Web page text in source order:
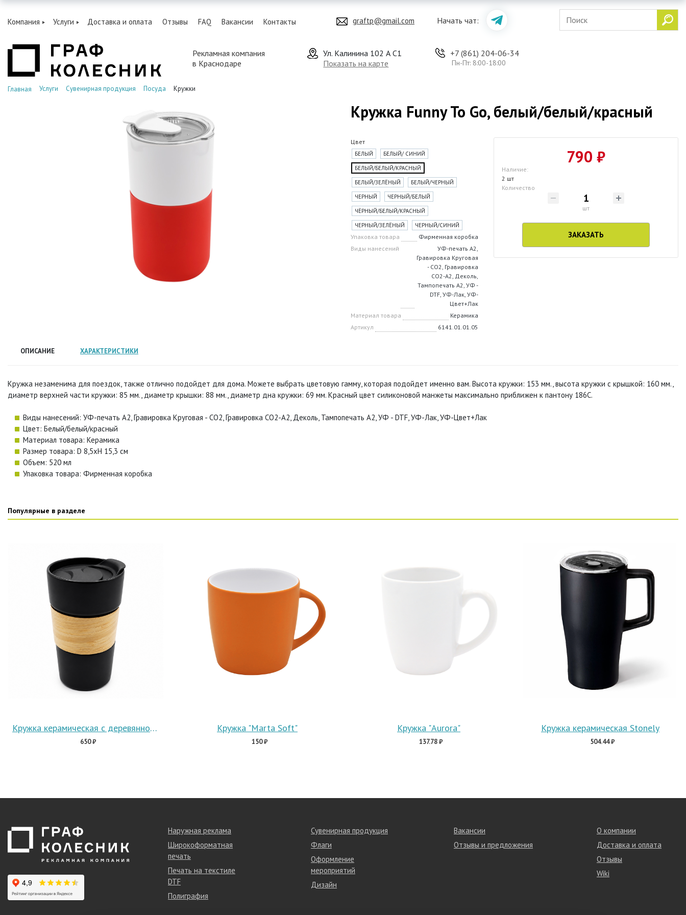
Компания Услуги Доставка и оплата Отзывы FAQ Вакансии Контакты graftp@gmail.com Начать чат:
Рекламная компания
в Краснодаре
Ул. Калинина 102 А С1
Показать на карте
+7 (861) 204-06-34
Пн-Пт: 8:00-18:00
Главная Услуги Сувенирная продукция Посуда Кружки
Кружка Funny To Go, белый/белый/красный
Цвет
БЕЛЫЙ
БЕЛЫЙ/ СИНИЙ
БЕЛЫЙ/БЕЛЫЙ/КРАСНЫЙ
БЕЛЫЙ/ЗЕЛЁНЫЙ
БЕЛЫЙ/ЧЕРНЫЙ
ЧЕРНЫЙ
ЧЕРНЫЙ/БЕЛЫЙ
ЧЁРНЫЙ/БЕЛЫЙ/КРАСНЫЙ
ЧЕРНЫЙ/ЗЕЛЁНЫЙ
ЧЕРНЫЙ/СИНИЙ
Упаковка товара
Фирменная коробка
Виды нанесений
УФ-печать А2,
Гравировка Круговая
- CO2, Гравировка
CO2-А2, Деколь,
Тампопечать А2, УФ -
DTF, УФ-Лак, УФ-
Цвет+Лак
Материал товара
Керамика
Артикул
6141.01.01.05
790 ₽
Наличие:
2 шт
Количество
шт
ЗАКАЗАТЬ
ОПИСАНИЕ ХАРАКТЕРИСТИКИ
Кружка незаменима для поездок, также отлично подойдет для дома. Можете выбрать цветовую гамму, которая подойдет именно вам. Высота кружки: 153 мм., высота кружки с крышкой: 160 мм.,
диаметр верхней части кружки: 85 мм., диаметр крышки: 88 мм., диаметр дна кружки: 69 мм. Красный цвет силиконовой манжеты максимально приближен к пантону 186С.
Виды нанесений: УФ-печать А2, Гравировка Круговая - CO2, Гравировка CO2-А2, Деколь, Тампопечать А2, УФ - DTF, УФ-Лак, УФ-Цвет+Лак
Цвет: Белый/белый/красный
Материал товара: Керамика
Размер товара: D 8,5xH 15,3 см
Объем: 520 мл
Упаковка товара: Фирменная коробка
Популярные в разделе
Кружка керамическая с деревянной манжетой Nexus
650 ₽
Кружка "Marta Soft"
150 ₽
Кружка "Aurora"
137.78 ₽
Кружка керамическая Stonely
504.44 ₽
Наружная реклама
Широкоформатная
печать
Печать на текстиле
DTF
Полиграфия
Сувенирная продукция
Флаги
Оформление
мероприятий
Дизайн
Вакансии
Отзывы и предложения
О компании
Доставка и оплата
Отзывы
Wiki